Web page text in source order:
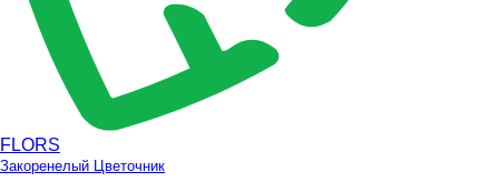
FLORS
Закоренелый Цветочник